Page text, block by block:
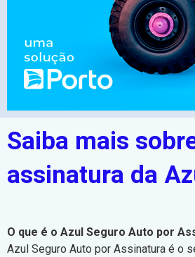
Saiba mais
assinatura da
O que é o Azul Seguro Auto por
Azul Seguro Auto por Assinatura é o